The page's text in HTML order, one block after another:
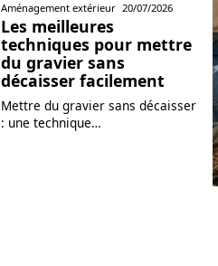
Aménagement extérieur 20/07/2026
Les meilleures
techniques pour mettre
du gravier sans
décaisser facilement
Mettre du gravier sans décaisser
: une technique…